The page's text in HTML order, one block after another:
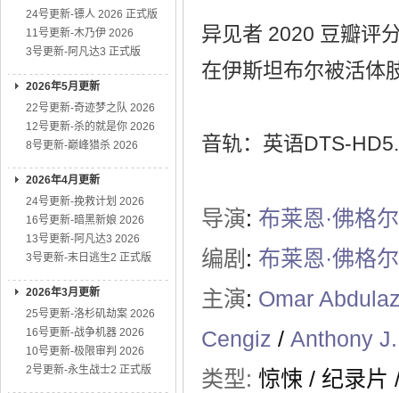
24号更新-镖人 2026 正式版
11号更新-木乃伊 2026
3号更新-阿凡达3 正式版
2026年5月更新
22号更新-奇迹梦之队 2026
12号更新-杀的就是你 2026
8号更新-巅峰猎杀 2026
2026年4月更新
24号更新-挽救计划 2026
16号更新-暗黑新娘 2026
13号更新-阿凡达3 2026
3号更新-末日逃生2 正式版
2026年3月更新
25号更新-洛杉矶劫案 2026
16号更新-战争机器 2026
10号更新-极限审判 2026
2号更新-永生战士2 正式版
异见者 2020 豆瓣评
在伊斯坦布尔被活体
音轨：英语DTS-
导演: 布莱恩·佛格尔
编剧 : 布莱恩·佛格尔
主演: Omar
Cengiz / Anthony
类型: 惊悚 / 纪录片